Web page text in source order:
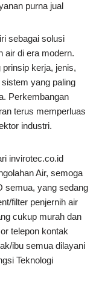
purna jual
sebagai solusi
air di era modern.
kerja, jenis,
yang paling
Perkembangan
terus memperluas
industri.
invirotec.co.id
Air, semoga
semua, yang sedang
filter penjernih air
cukup murah dan
telepon kontak
ibu semua dilayani
Teknologi